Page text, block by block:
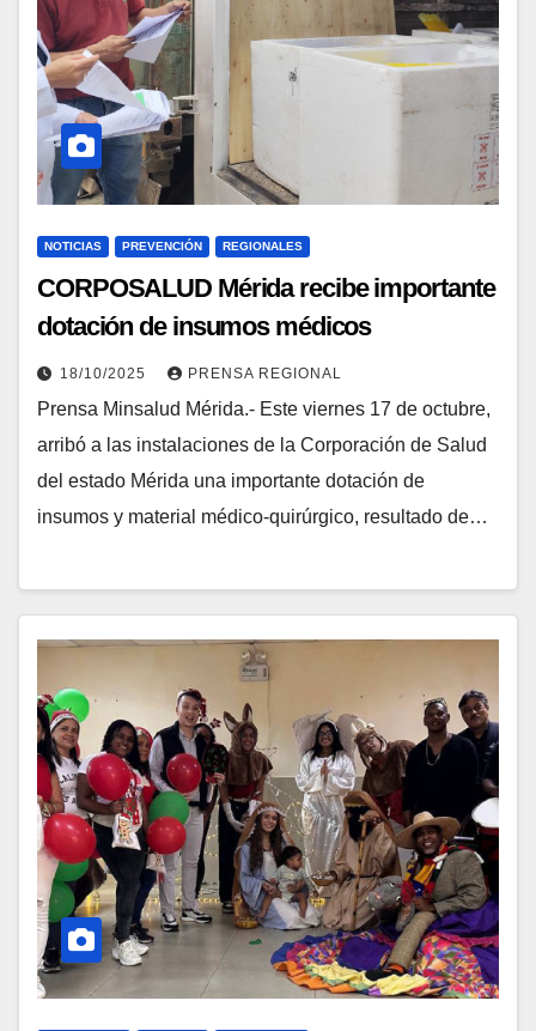
NOTICIAS PREVENCIÓN REGIONALES
CORPOSALUD Mérida recibe importante
dotación de insumos médicos
quirúrgicos
18/10/2025 PRENSA REGIONAL
Prensa Minsalud Mérida.- Este viernes 17 de octubre,
arribó a las instalaciones de la Corporación de Salud
del estado Mérida una importante dotación de
insumos y material médico-quirúrgico, resultado de…